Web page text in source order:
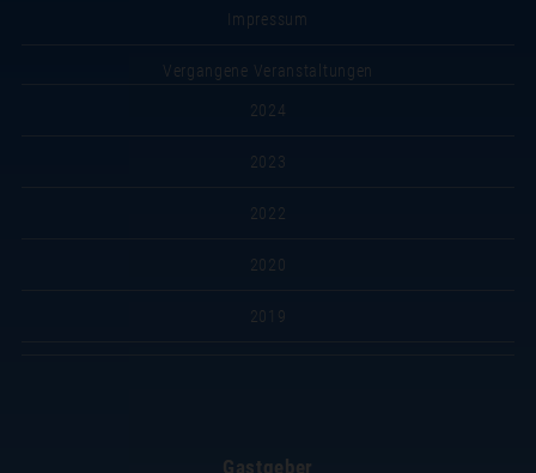
Impressum
Vergangene Veranstaltungen
2024
2023
2022
2020
2019
Gastgeber